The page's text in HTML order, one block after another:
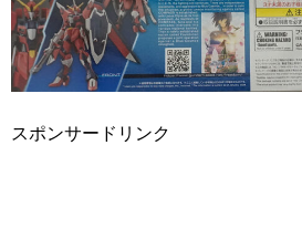
スポンサードリンク